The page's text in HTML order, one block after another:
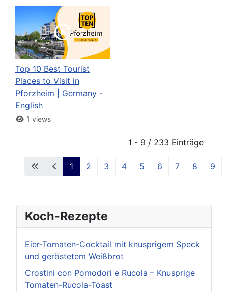
Top 10 Best Tourist
Places to Visit in
Pforzheim | Germany -
English
1 views
1 - 9 / 233 Einträge
1 2 3 4 5 6 7 8 9
Koch-Rezepte
Eier-Tomaten-Cocktail mit knusprigem Speck
und geröstetem Weißbrot
Crostini con Pomodori e Rucola – Knusprige
Tomaten-Rucola-Toast